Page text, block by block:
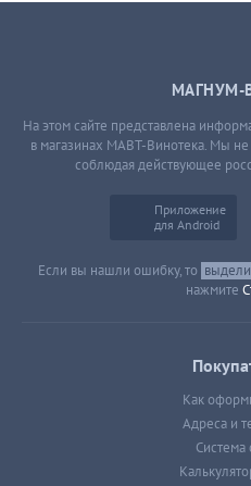
МАГНУМ-
На этом сайте представлена
в магазинах МАВТ-Винотека. Мы
соблюдая действующее
Приложение
для Android
Если вы нашли ошибку, то
нажмите
Как
Адреса и
Система